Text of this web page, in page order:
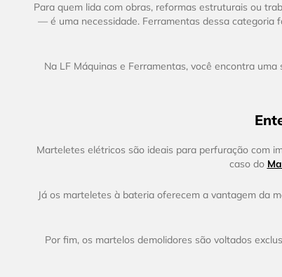
Para quem lida com obras, reformas estruturais ou
— é uma necessidade. Ferramentas dessa categoria
Na LF Máquinas e Ferramentas, você encontra
Marteletes elétricos são ideais para perfuração com
caso do
Já os marteletes à bateria oferecem a vantagem da
Por fim, os martelos demolidores são voltados